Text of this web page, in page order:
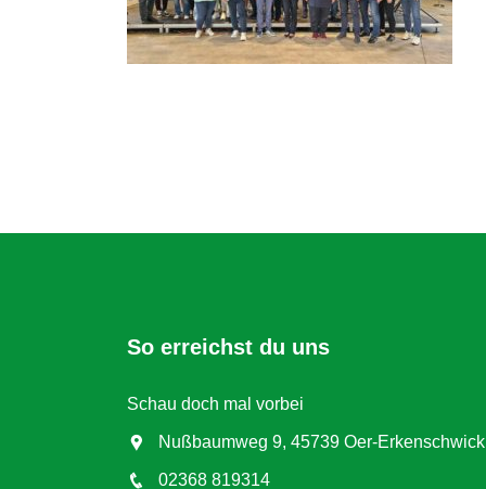
So erreichst du uns
Schau doch mal vorbei
Nußbaumweg 9, 45739 Oer-Erkenschwick
02368 819314